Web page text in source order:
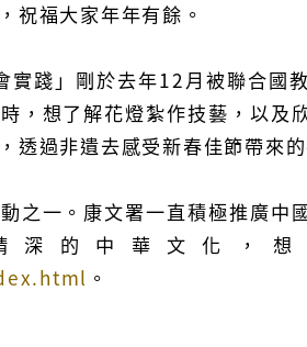
祝福大家年年有餘。
實踐」剛於去年12月被聯合國
，想了解花燈紮作技藝，以及
透過非遺去感受新春佳節帶來
之一。康文署一直積極推廣中
深的中華文化，
。